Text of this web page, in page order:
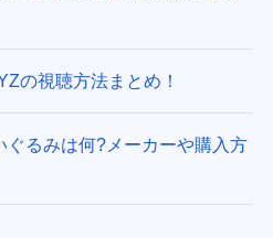
の視聴方法まとめ！
るみは何?メーカーや購入方